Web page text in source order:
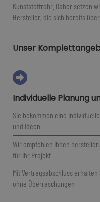
Kunststoffrohr. Daher setzen
Hersteller, die sich bereits
Unser
Individuelle Planung
Sie bekommen eine
und Ideen
Wir empfehlen Ihnen
für Ihr Projekt
Mit Vertragsabschluss
ohne Überraschungen